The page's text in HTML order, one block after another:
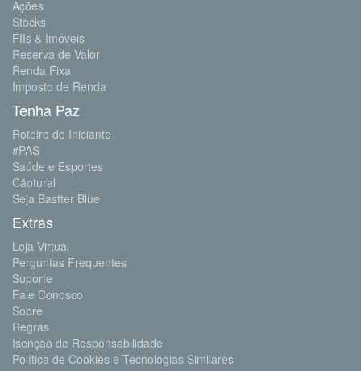
Ações
Stocks
FIIs & Imóveis
Reserva de Valor
Renda Fixa
Imposto de Renda
Tenha Paz
Roteiro do Iniciante
#PAS
Saúde e Esportes
Cãotural
Seja Bastter Blue
Extras
Loja Virtual
Perguntas Frequentes
Suporte
Fale Conosco
Sobre
Regras
Isenção de Responsabilidade
Política de Cookies e Tecnologias Similares